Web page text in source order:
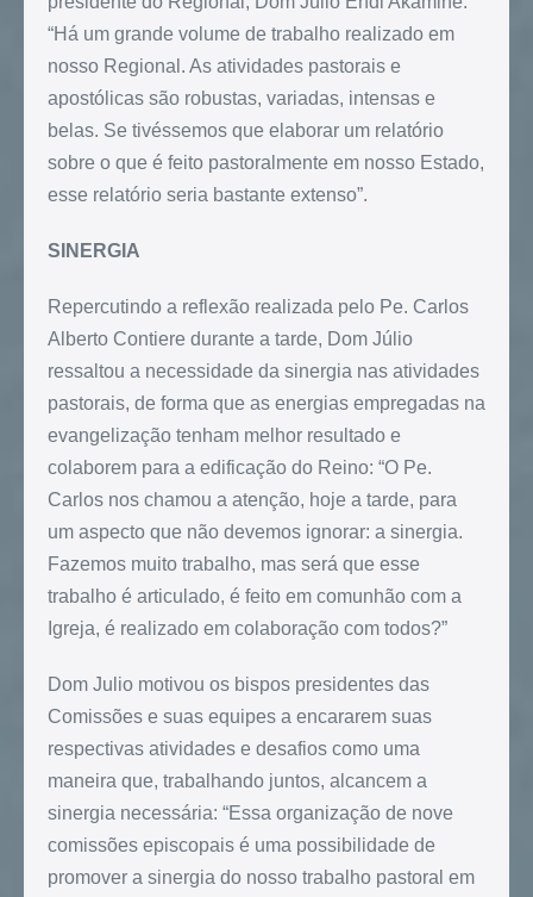
“Há um grande volume de trabalho realizado em
nosso Regional. As atividades pastorais e
apostólicas são robustas, variadas, intensas e
belas. Se tivéssemos que elaborar um relatório
sobre o que é feito pastoralmente em nosso Estado,
esse relatório seria bastante extenso”.
SINERGIA
Repercutindo a reflexão realizada pelo Pe. Carlos
Alberto Contiere durante a tarde, Dom Júlio
ressaltou a necessidade da sinergia nas atividades
pastorais, de forma que as energias empregadas na
evangelização tenham melhor resultado e
colaborem para a edificação do Reino: “O Pe.
Carlos nos chamou a atenção, hoje a tarde, para
um aspecto que não devemos ignorar: a sinergia.
Fazemos muito trabalho, mas será que esse
trabalho é articulado, é feito em comunhão com a
Igreja, é realizado em colaboração com todos?”
Dom Julio motivou os bispos presidentes das
Comissões e suas equipes a encararem suas
respectivas atividades e desafios como uma
maneira que, trabalhando juntos, alcancem a
sinergia necessária: “Essa organização de nove
comissões episcopais é uma possibilidade de
promover a sinergia do nosso trabalho pastoral em